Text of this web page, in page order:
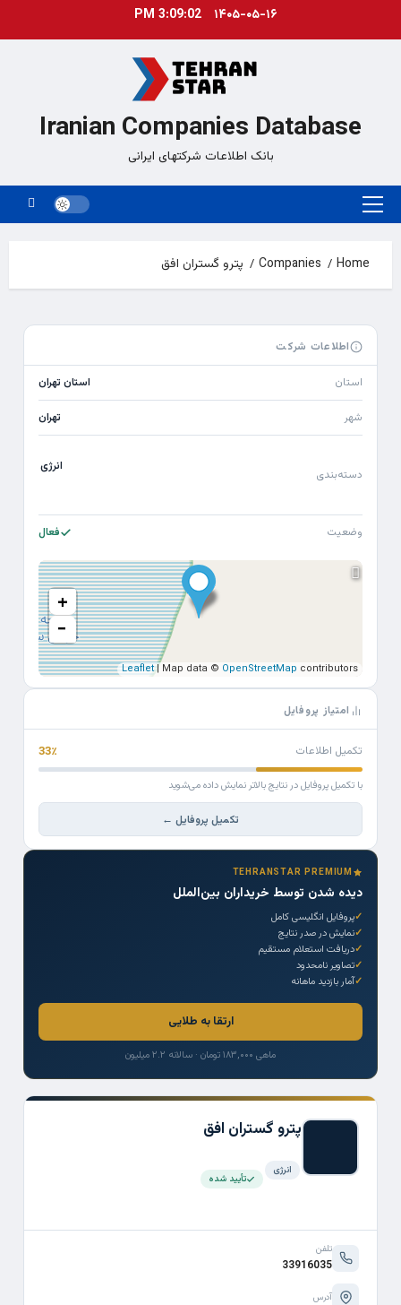
۱۴۰۵-۰۵-۱۶ 3:09:02 PM
Iranian Companies Database
بانک اطلاعات شرکتهای ایرانی
Primary
Home
Companies پترو گستران افق
پترو گستران افق
انرژی
تأیید شده
تلفن
33916035
آدرس
اطلاعات شرکت
استان استان تهران
شهر تهران
دسته‌بندی
انرژی
وضعیت فعال
+
−
Leaflet| Map data © OpenStreetMap contributors
امتیاز پروفایل
تکمیل اطلاعات 33٪
با تکمیل پروفایل در نتایج بالاتر نمایش داده می‌شوید
تکمیل پروفایل ←
TEHRANSTAR PREMIUM
دیده شدن توسط خریداران بین‌الملل
پروفایل انگلیسی کامل
نمایش در صدر نتایج
دریافت استعلام مستقیم
تصاویر نامحدود
آمار بازدید ماهانه
ارتقا به طلایی
ماهی ۱۸۳,۰۰۰ تومان · سالانه ۲.۲ میلیون